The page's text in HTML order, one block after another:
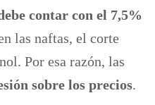
contar con el 7,5%
las naftas, el corte
Por esa razón, las
sobre los precios.